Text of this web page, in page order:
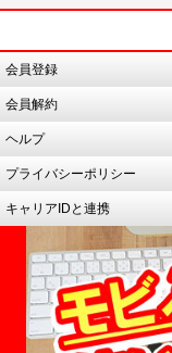
会員登録
会員解約
ヘルプ
プライバシーポリシー
キャリアIDと連携